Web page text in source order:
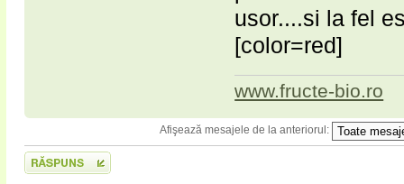
usor....si la fel
[color=red]
www.fructe-bio.ro
Afişează mesajele de la anteriorul:
Scrie un răspuns